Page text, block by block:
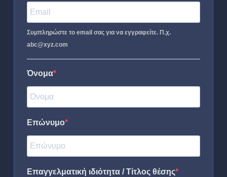
Συμπληρώστε το email σας για να εγγραφείτε. Π.χ.
abc@xyz.com
Όνομα
Επώνυμο
Επαγγελματική ιδιότητα / Τίτλος θέσης